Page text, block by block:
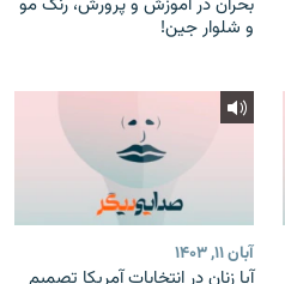
و شلوار جین!
آبان ۱۱, ۱۴۰۳